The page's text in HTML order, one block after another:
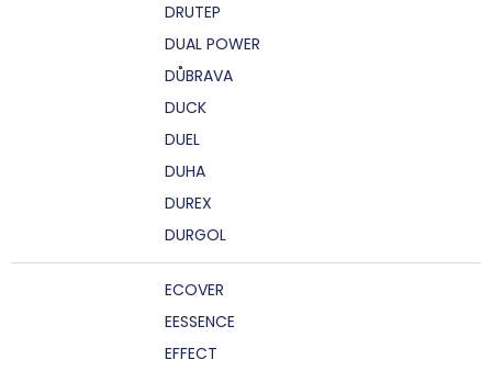
DRUTEP
DUAL POWER
DŮBRAVA
DUCK
DUEL
DUHA
DUREX
DURGOL
ECOVER
EESSENCE
EFFECT